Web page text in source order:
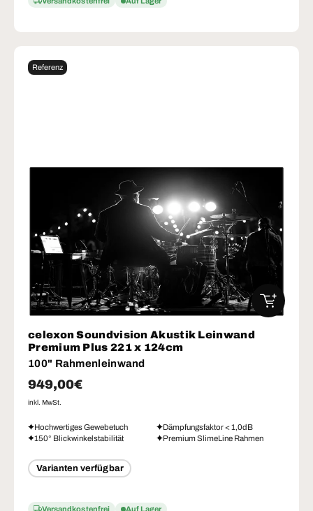
Referenz
celexon Soundvision Akustik Leinwand
Premium Plus 221 x 124cm
100" Rahmenleinwand
Normaler Preis
949,00€
inkl. MwSt.
Hochwertiges Gewebetuch
Dämpfungsfaktor < 1,0dB
150° Blickwinkelstabilität
Premium SlimeLine Rahmen
Varianten verfügbar
Versandkostenfrei Auf Lager
IN DEN